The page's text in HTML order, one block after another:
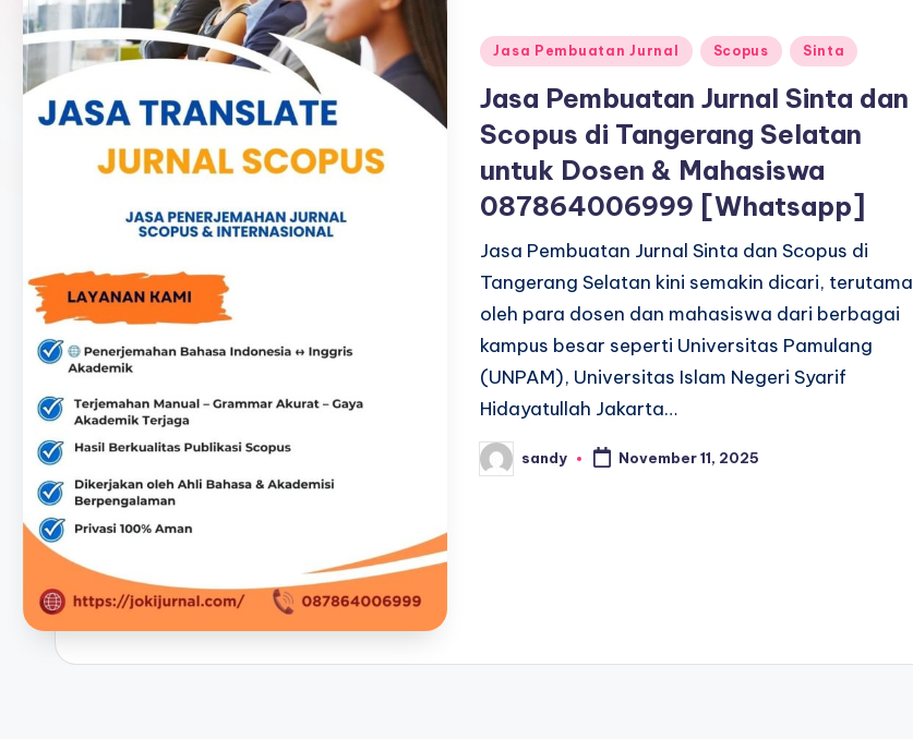
Posted
Jasa Pembuatan Jurnal Scopus Sinta
Jasa Pembuatan Jurnal Sinta dan
Scopus di Tangerang Selatan
untuk Dosen & Mahasiswa
087864006999 [Whatsapp]
Jasa Pembuatan Jurnal Sinta dan Scopus di
Tangerang Selatan kini semakin dicari, terutama
oleh para dosen dan mahasiswa dari berbagai
kampus besar seperti Universitas Pamulang
(UNPAM), Universitas Islam Negeri Syarif
Hidayatullah Jakarta…
Posted
by
sandy November 11, 2025